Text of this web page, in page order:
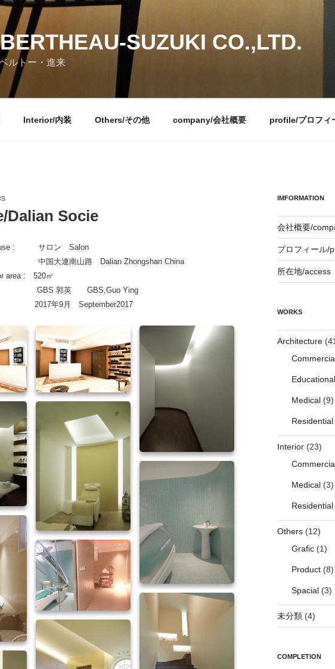
SUZUKI CO.,LTD.
ルトー・進来
Interior/内装 Others/その他 company/会社概要 profile/プロフィ
Dalian Socie
use : サロン Salon
: 中国大連南山路 Dalian Zhongshan China
area : 520㎡
郭英 GBS,Guo Ying
: 2017年9月 September2017
IMFORMATION
会社概要/
プロフィール/
所在地/access
WORKS
Architecture
Educational
Medical(9)
Residential
Interior(23)
Medical(3)
Residential
Others(12)
Grafic(1)
Product(8)
Spacial(3)
未分類(4)
COMPLETION